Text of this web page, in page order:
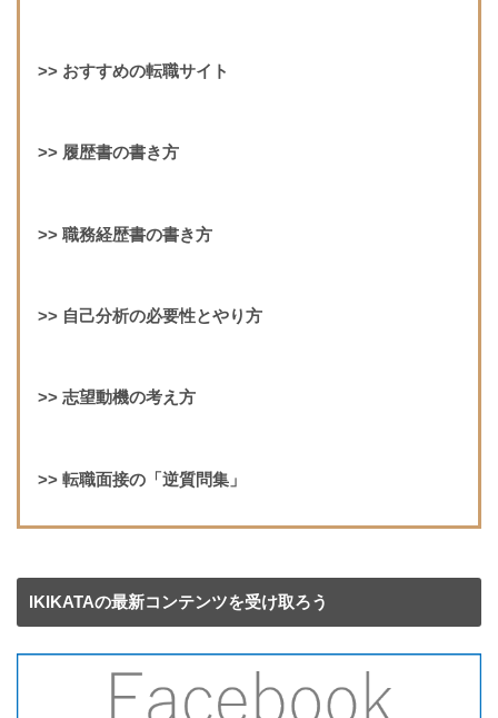
>> おすすめの転職サイト
>>履歴書の書き方
>> 職務経歴書の書き方
>> 自己分析の必要性とやり方
>> 志望動機の考え方
>> 転職面接の「逆質問集」
IKIKATAの最新コンテンツを受け取ろう